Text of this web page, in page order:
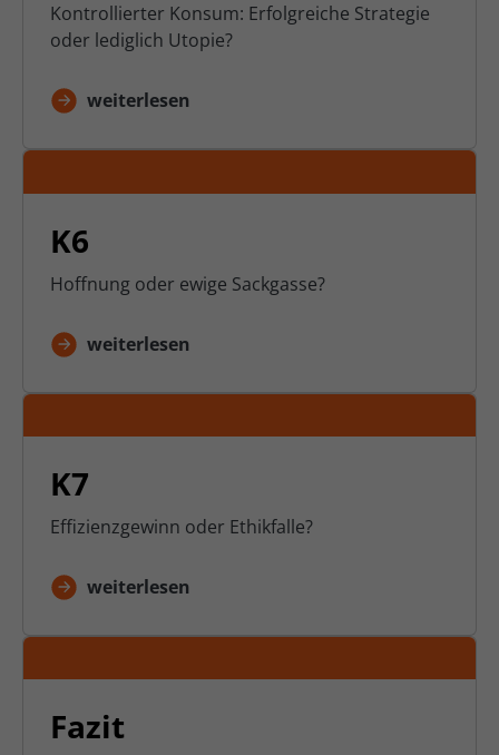
Kontrollierter Konsum: Erfolgreiche Strategie
oder lediglich Utopie?
weiterlesen
K6
Hoffnung oder ewige Sackgasse?
weiterlesen
K7
Effizienzgewinn oder Ethikfalle?
weiterlesen
Fazit